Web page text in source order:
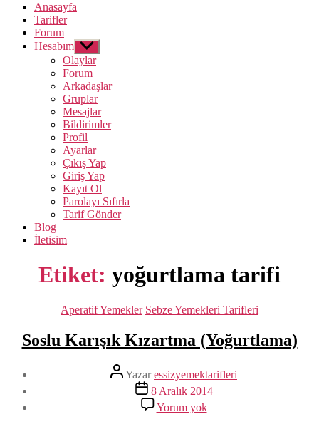
Anasayfa
Tarifler
Forum
Hesabım Alt
menüyü
göster
Olaylar
Forum
Arkadaşlar
Gruplar
Mesajlar
Bildirimler
Profil
Ayarlar
Çıkış Yap
Giriş Yap
Kayıt Ol
Parolayı Sıfırla
Tarif Gönder
Blog
İletisim
Etiket: yoğurtlama tarifi
Kategoriler
Aperatif Yemekler Sebze Yemekleri Tarifleri
Soslu Karışık Kızartma (Yoğurtlama)
Yazının
yazarı
Yazaressizyemektarifleri
Yazı
tarihi
8 Aralık 2014
Yorum yokSoslu
Karışık